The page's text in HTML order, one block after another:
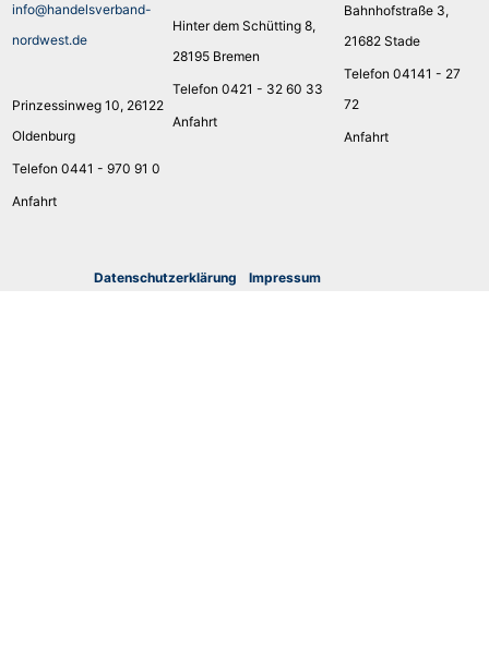
info@handelsverband-
nordwest.de
Prinzessinweg 10, 26122
Oldenburg
Telefon 0441 - 970 91 0
Anfahrt
Hinter dem Schütting 8,
28195 Bremen
Telefon 0421 - 32 60 33
Anfahrt
Bahnhofstraße 3,
21682 Stade
Telefon 04141 - 27
72
Anfahrt
Datenschutzerklärung Impressum